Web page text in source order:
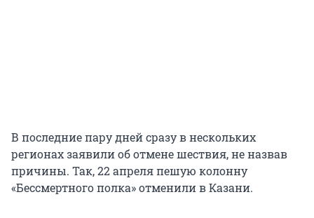
В последние пару дней сразу в нескольких
регионах заявили об отмене шествия, не назвав
причины. Так, 22 апреля пешую колонну
«Бессмертного полка» отменили в Казани.